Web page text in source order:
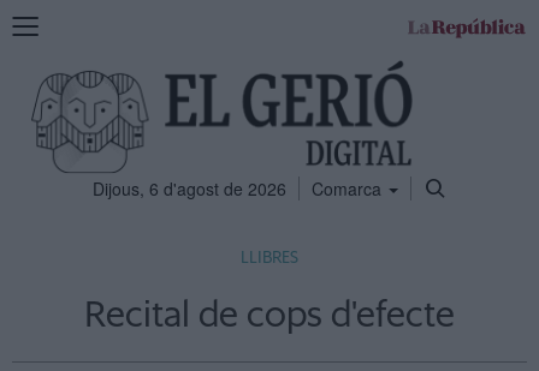
Mostra
navegació
Dijous, 6 d'agost de 2026 Comarca
LLIBRES
Recital de cops d'efecte